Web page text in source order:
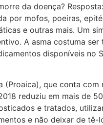
da doença?
por mofos, poeiras,
e outras mais. Um
A asma costuma ser
disponíveis no
(Proaica), que conta
reduziu em mais de
e tratados,
e não deixar de tê-